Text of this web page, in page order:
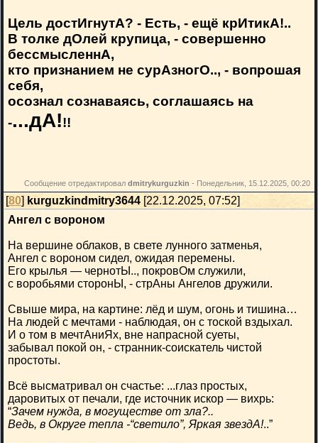
Цель достИгнутА? - Есть, - ещё крИтикА!..
В толке дОлей крупица, - совершенно
бессмысленнА,
кто признанием не сурАзногО.., - вопрошая
себя,
осознал сознаваясь, соглашаясь на
-...дА!!!
Сообщение отредактировал dmitrykurguzkin - Понедельник, 15.12.2025, 00:20
[80]kurguzkindmitry3644 [22.12.2025, 07:52]
Ангел с вороном
На вершине облаков, в свете лунного затменья,
Ангел с вороном сидел, ожидая перемены.
Его крылья — чернотЫ.., покровОм служили,
с воробьями сторонЫ, - стрАны Ангелов дружили.
Свыше мира, на картине: лёд и шум, огонь и тишина…
На людей с мечтами - наблюдая, он с тоской вздыхал.
И о том в мечтАниЯх, вне напрасной суеты,
забывал покой он, - странник-соискатель чистой
простоты.
Всё высматривал он счастье: ...глаз простых,
даровитых от печали, где источник искор — вихрь:
“Зачем нужда, в могуществе от зла?..
Ведь, в Округе тепла -“светило”, Яркая звездА!..”